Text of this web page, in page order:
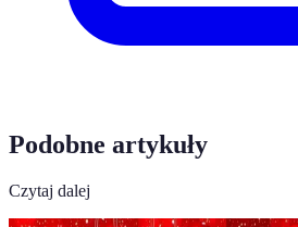
Podobne artykuły
Czytaj dalej